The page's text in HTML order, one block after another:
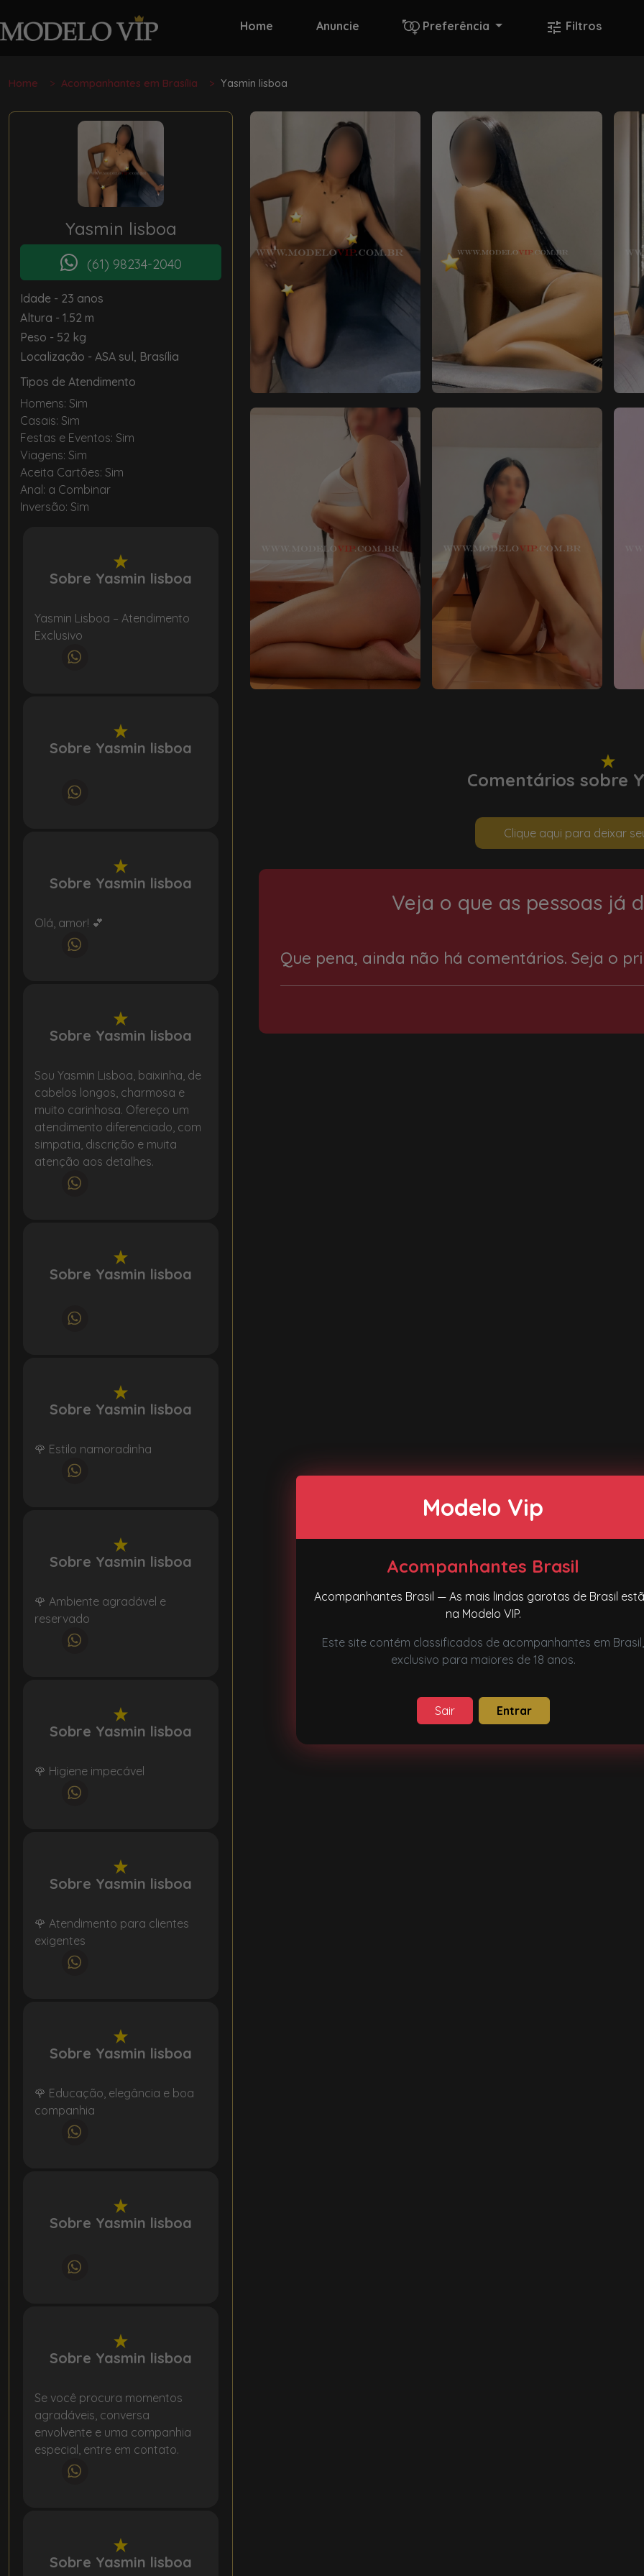
Home Anuncie Preferência Filtros
Home Acompanhantes em Brasília Yasmin lisboa
Yasmin lisboa
(61) 98234-2040
Idade - 23 anos
Altura - 1.52 m
Peso - 52 kg
Localização - ASA sul, Brasília
Tipos de Atendimento
Homens: Sim
Casais: Sim
Festas e Eventos: Sim
Viagens: Sim
Aceita Cartões: Sim
Anal: a Combinar
Inversão: Sim
Sobre Yasmin lisboa
Yasmin Lisboa – Atendimento
Exclusivo
Sobre Yasmin lisboa
Sobre Yasmin lisboa
Olá, amor! 💕
Sobre Yasmin lisboa
Sou Yasmin Lisboa, baixinha, de
cabelos longos, charmosa e
muito carinhosa. Ofereço um
atendimento diferenciado, com
simpatia, discrição e muita
atenção aos detalhes.
Sobre Yasmin lisboa
Sobre Yasmin lisboa
🌹 Estilo namoradinha
Sobre Yasmin lisboa
🌹 Ambiente agradável e
reservado
Sobre Yasmin lisboa
🌹 Higiene impecável
Sobre Yasmin lisboa
🌹 Atendimento para clientes
exigentes
Sobre Yasmin lisboa
🌹 Educação, elegância e boa
companhia
Sobre Yasmin lisboa
Sobre Yasmin lisboa
Se você procura momentos
agradáveis, conversa
envolvente e uma companhia
especial, entre em contato.
Sobre Yasmin lisboa
Comentários sobre
Clique aqui para deixar
Veja o que as pessoas já
Que pena, ainda não há comentários. Seja o
Modelo Vip
Acompanhantes Brasil
Acompanhantes Brasil — As mais lindas garotas de Brasil
na Modelo VIP.
Este site contém classificados de acompanhantes em Brasil,
exclusivo para maiores de 18 anos.
Sair Entrar